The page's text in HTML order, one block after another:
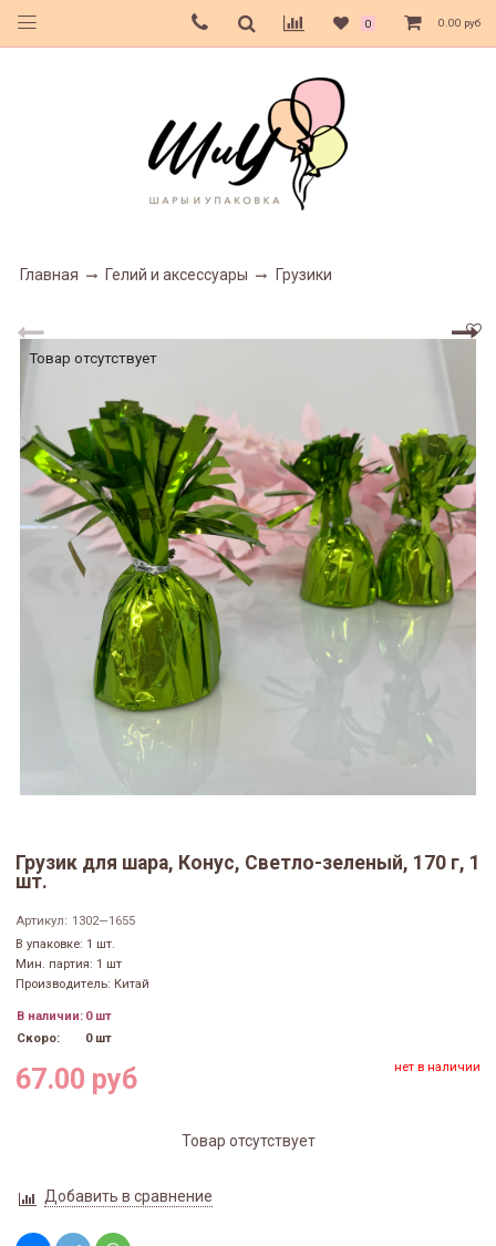
0 0.00 руб
Главная Гелий и аксессуары Грузики
Товар отсутствует
Грузик для шара, Конус, Светло-зеленый, 170 г, 1
шт.
Артикул: 1302—1655
В упаковке: 1 шт.
Мин. партия: 1 шт
Производитель: Китай
В наличии: 0 шт
Скоро:
0 шт
67.00 руб нет в наличии
Товар отсутствует
Добавить в сравнение